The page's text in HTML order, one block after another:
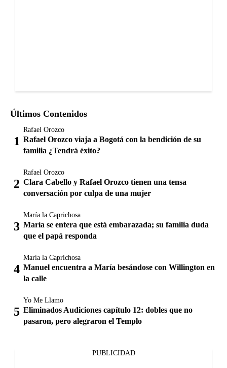
Últimos Contenidos
Rafael Orozco
Rafael Orozco viaja a Bogotá con la bendición de su
familia ¿Tendrá éxito?
Rafael Orozco
Clara Cabello y Rafael Orozco tienen una tensa
conversación por culpa de una mujer
María la Caprichosa
María se entera que está embarazada; su familia duda
que el papá responda
María la Caprichosa
Manuel encuentra a María besándose con Willington en
la calle
Yo Me Llamo
Eliminados Audiciones capítulo 12: dobles que no
pasaron, pero alegraron el Templo
PUBLICIDAD